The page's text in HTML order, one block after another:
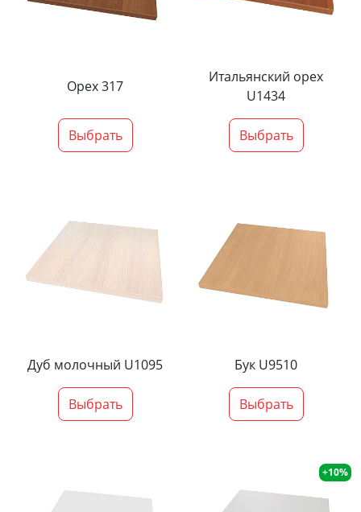
Орех 317
Выбрать
Итальянский орех
U1434
Выбрать
Дуб молочный U1095
Выбрать
Бук U9510
Выбрать
+10%